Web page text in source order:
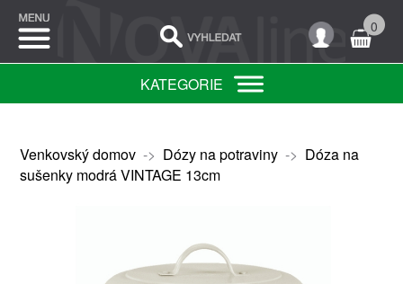
0
KATEGORIE
Venkovský domov-> Dózy na potraviny-> Dóza na
sušenky modrá VINTAGE 13cm